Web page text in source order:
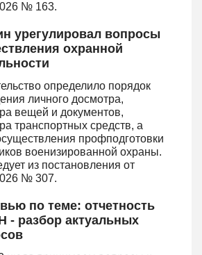
№ 163.
урегулировал вопросы
охранной
определило порядок
личного досмотра,
вещей и документов,
транспортных средств, а
профподготовки
военизированной охраны.
из постановления от
№ 307.
по теме: отчетность
- разбор актуальных